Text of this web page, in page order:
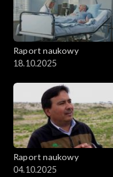
Raport naukowy
18.10.2025
Raport naukowy
04.10.2025